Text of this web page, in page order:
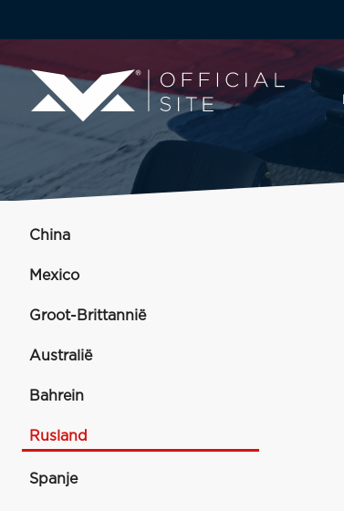
China
Mexico
Groot-Brittannië
Australië
Bahrein
Rusland
Spanje